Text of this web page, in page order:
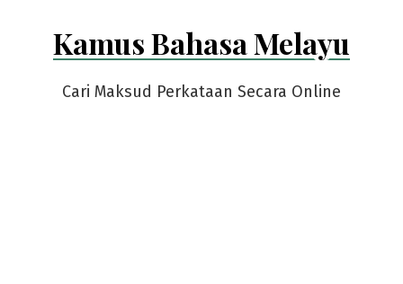
Kamus Bahasa Melayu
Cari Maksud Perkataan Secara Online